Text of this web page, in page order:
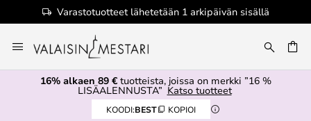
Varastotuotteet lähetetään 1 arkipäivän sisällä
to
Content
16% alkaen 89 €tuotteista, joissa on merkki ”16 %
LISÄALENNUSTA” Katso tuotteet
KOODI:BEST KOPIOI